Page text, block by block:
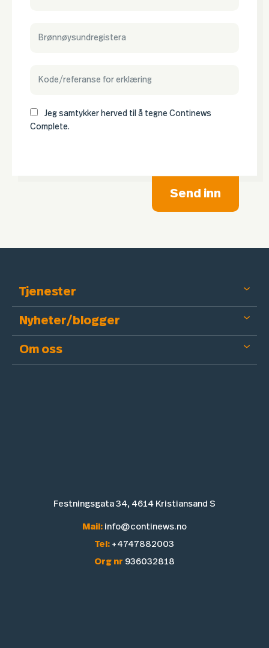
Jeg samtykker herved til å tegne Continews
Complete.
Send inn
Tjenester
Nyheter/blogger
Om oss
Festningsgata 34, 4614 Kristiansand S
Mail: info@continews.no
Tel: +4747882003
Org nr 936032818